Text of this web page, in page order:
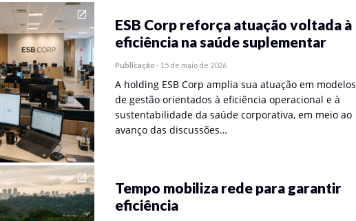
ESB Corp reforça atuação voltada à
eficiência na saúde suplementar
Publicação - 15 de maio de 2026
A holding ESB Corp amplia sua atuação em modelos
de gestão orientados à eficiência operacional e à
sustentabilidade da saúde corporativa, em meio ao
avanço das discussões…
Tempo mobiliza rede para garantir
eficiência